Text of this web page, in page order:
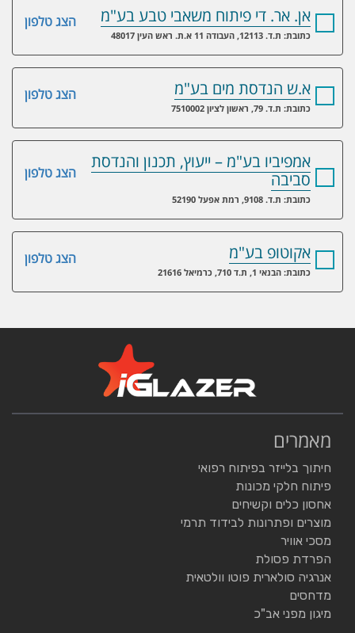
הצג טלפון אן. אר. די פיתוח משאבי טבע בע"מ
כתובת: ת.ד. 12113, העבודה 11 א.ת. ראש העין 48017
הצג טלפון א.ש הנדסת מים בע"מ
כתובת: ת.ד. 79, ראשון לציון 7510002
הצג טלפון
אמפיביו בע"מ – ייעוץ, תכנון והנדסת
סביבה
כתובת: ת.ד. 9108, רמת אפעל 52190
הצג טלפון אקוטופ בע"מ
כתובת: הבנאי 1, ת.ד 710, כרמיאל 21616
מאמרים
חיתוך בלייזר בפיתוח רפואי
פיתוח חלקי מכונות
אחסון כלים וקשיחים
מוצרים ופתרונות לבידוד תרמי
מסכי אוויר
הפרדת פסולת
אנרגיה סולארית פוטו וולטאית
מדחסים
מיגון מפני אב"כ